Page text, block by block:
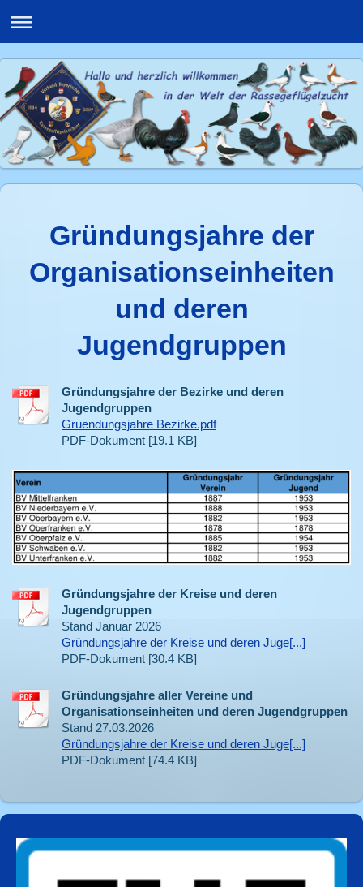
Gründungsjahre der
Organisationseinheiten
und deren
Jugendgruppen
Gründungsjahre der Bezirke und deren
Jugendgruppen
Gruendungsjahre Bezirke.pdf
PDF-Dokument [19.1 KB]
Gründungsjahre der Kreise und deren
Jugendgruppen
Stand Januar 2026
Gründungsjahre der Kreise und deren Juge[...]
PDF-Dokument [30.4 KB]
Gründungsjahre aller Vereine und
Organisationseinheiten und deren Jugendgruppen
Stand 27.03.2026
Gründungsjahre der Kreise und deren Juge[...]
PDF-Dokument [74.4 KB]